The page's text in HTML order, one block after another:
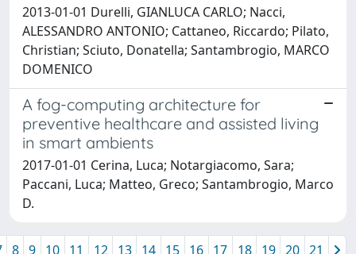
2013-01-01 Durelli, GIANLUCA CARLO; Nacci,
ALESSANDRO ANTONIO; Cattaneo, Riccardo; Pilato,
Christian; Sciuto, Donatella; Santambrogio, MARCO
DOMENICO
A fog-computing architecture for
preventive healthcare and assisted living
in smart ambients
2017-01-01 Cerina, Luca; Notargiacomo, Sara;
Paccani, Luca; Matteo, Greco; Santambrogio, Marco
D.
8 9 10 11 12 13 14 15 16 17 18 19 20 21